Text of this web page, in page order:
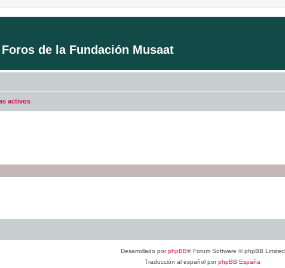
Foros de la Fundación Musaat
activos
Desarrollado porphpBB® Forum Software © phpBB Limited
Traducción al español porphpBB España